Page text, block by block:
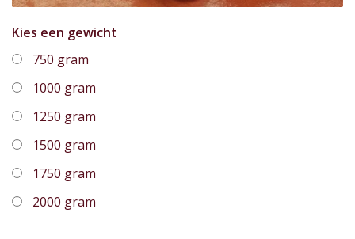
Kies een gewicht
750 gram
1000 gram
1250 gram
1500 gram
1750 gram
2000 gram